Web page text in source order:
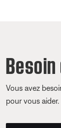
Besoin
Vous avez
pour vous aider.